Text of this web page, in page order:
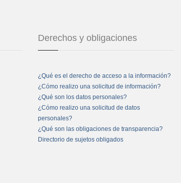
Derechos y obligaciones
¿Qué es el derecho de acceso a la información?
¿Cómo realizo una solicitud de información?
¿Qué son los datos personales?
¿Cómo realizo una solicitud de datos
personales?
¿Qué son las obligaciones de transparencia?
Directorio de sujetos obligados